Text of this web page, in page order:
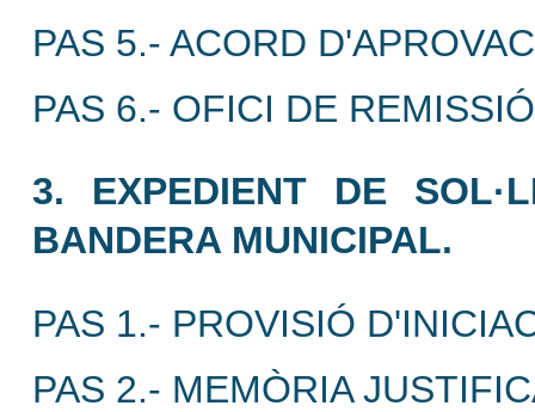
PAS 5.- ACORD
PAS 6.- OFICI DE
3. EXPEDIENT DE
BANDERA MUNICIPAL.
PAS 1.- PROVISIÓ
PAS 2.- MEMÒRIA